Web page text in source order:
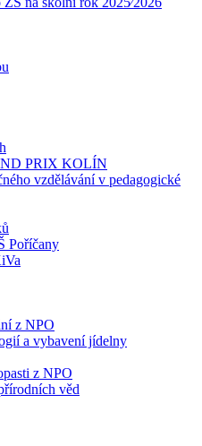
PRIX KOLÍN
vzdělávání v pedagogické
Poříčany
z NPO
a vybavení jídelny
z NPO
věd